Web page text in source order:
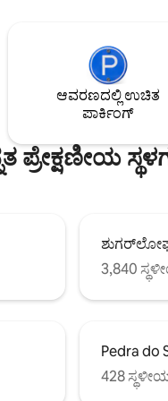
ಗದ್ದಲ ಮತ್ತು ಜನರು
ತೆಗೆದುಕೊಂಡು ಕೆಲವು
ಮಾಡಿ. ಪ್ರಾಪರ್ಟಿಯನ್ನು
ಹೊಂದಿರುವುದು ಸೂಕ್ತವಾಗಿದೆ.
ಮಾಡಬಹುದು.
ಆವರಣದಲ್ಲಿ ಉಚಿತ
ಪಾರ್ಕಿಂಗ್
3,840
Pedra do
428